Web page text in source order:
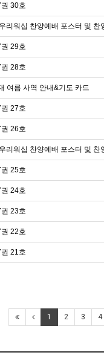
30호
리워십 찬양예배 포스터 및 찬
29호
28호
여름 사역 안내&기도 카드
27호
26호
리워십 찬양예배 포스터 및 찬
25호
24호
23호
22호
21호
1 2 3 4